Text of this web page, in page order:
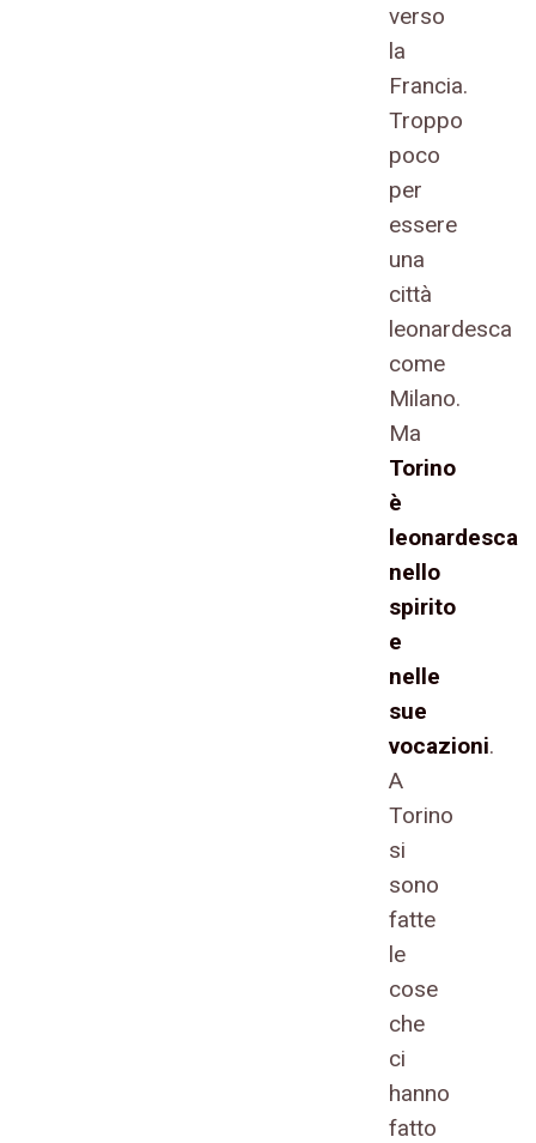
verso
la
Francia.
Troppo
poco
per
essere
una
città
leonardesca
come
Milano.
Ma
Torino
è
leonardesca
nello
spirito
e
nelle
sue
vocazioni.
A
Torino
si
sono
fatte
le
cose
che
ci
hanno
fatto